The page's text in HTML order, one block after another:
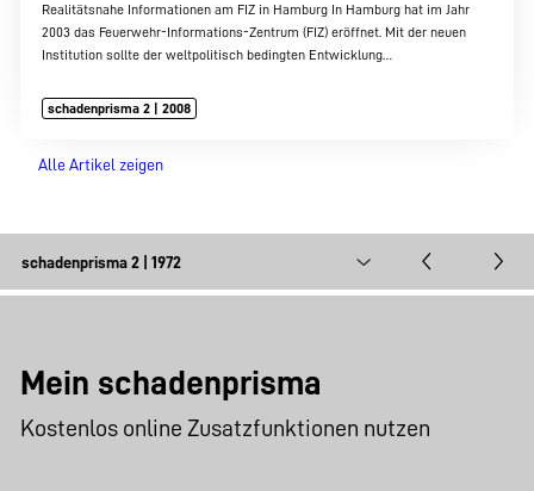
Realitätsnahe Informationen am FIZ in Hamburg In Hamburg hat im Jahr
2003 das Feuerwehr-Informations-Zentrum (FIZ) eröffnet. Mit der neuen
Institution sollte der weltpolitisch bedingten Entwicklung…
schadenprisma 2 | 2008
Alle Artikel zeigen
Mein schadenprisma
Kostenlos online Zusatzfunktionen nutzen